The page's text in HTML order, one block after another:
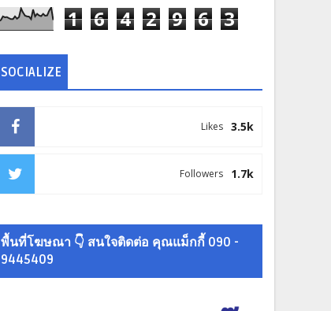
1 6 4 2 9 6 3
SOCIALIZE
3.5k
Likes
1.7k
Followers
พื้นที่โฆษณา 👇 สนใจติดต่อ คุณแม็กกี้ 090 -
9445409